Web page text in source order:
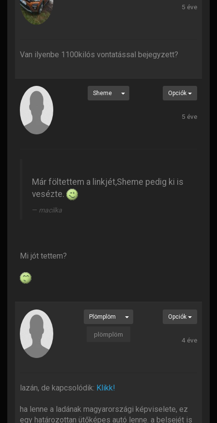
5 éve
Van ilyenbe 1100kilós vontatással bejegyzett?
Sheme Opciók
5 éve
Már föltettem a linkjét,Sheme pedig ki is
vesézte.
macilka
Mi jót tettem?
Plömplöm
plömplöm
Opciók
4 éve
lazán, de kapcsolódik: Klikk!
ha lenne a ladának magyarországi képviselete, ez
egy határozottan ütőképes autó lenne. a belsejét is